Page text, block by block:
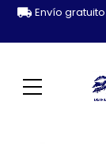
Envío